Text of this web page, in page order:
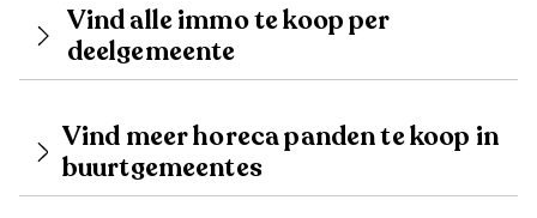
Vind alle immo te koop per
deelgemeente
Vind meer horeca panden te koop in
buurtgemeentes